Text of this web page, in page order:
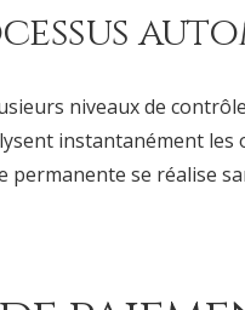
niveaux de
instantanément
permanente se réalise